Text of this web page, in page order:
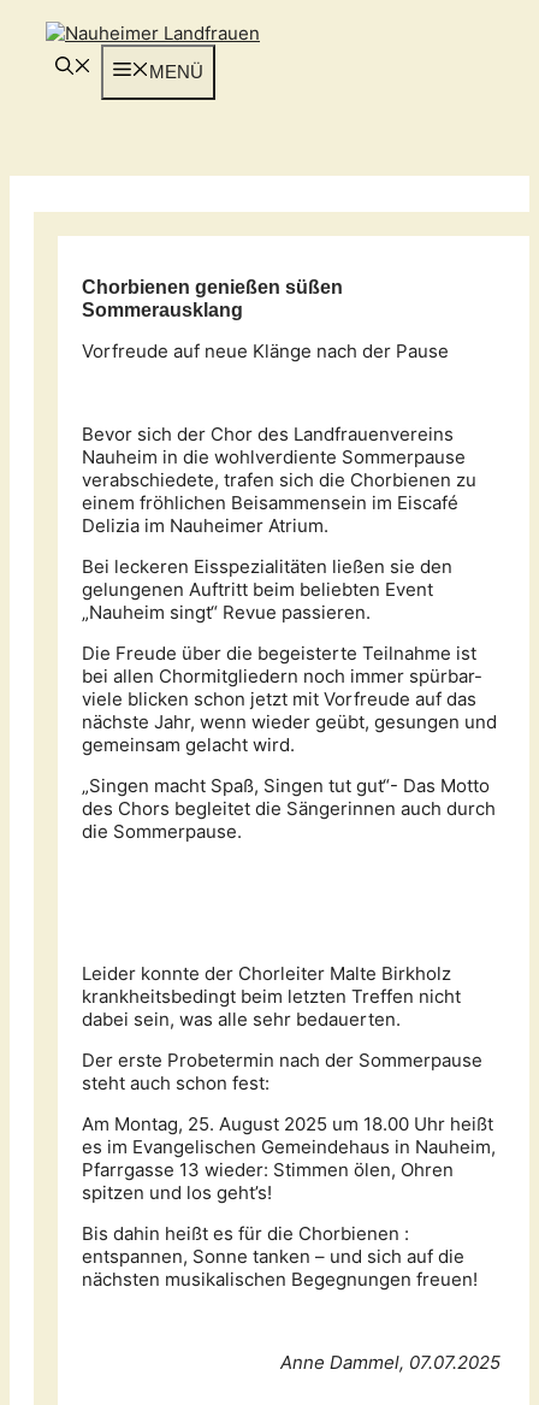
Inhalt
springen
MENÜ
Chorbienen genießen süßen
Sommerausklang
Vorfreude auf neue Klänge nach der Pause
Bevor sich der Chor des Landfrauenvereins
Nauheim in die wohlverdiente Sommerpause
verabschiedete, trafen sich die Chorbienen zu
einem fröhlichen Beisammensein im Eiscafé
Delizia im Nauheimer Atrium.
Bei leckeren Eisspezialitäten ließen sie den
gelungenen Auftritt beim beliebten Event
„Nauheim singt“ Revue passieren.
Die Freude über die begeisterte Teilnahme ist
bei allen Chormitgliedern noch immer spürbar-
viele blicken schon jetzt mit Vorfreude auf das
nächste Jahr, wenn wieder geübt, gesungen und
gemeinsam gelacht wird.
„Singen macht Spaß, Singen tut gut“- Das Motto
des Chors begleitet die Sängerinnen auch durch
die Sommerpause.
Leider konnte der Chorleiter Malte Birkholz
krankheitsbedingt beim letzten Treffen nicht
dabei sein, was alle sehr bedauerten.
Der erste Probetermin nach der Sommerpause
steht auch schon fest:
Am Montag, 25. August 2025 um 18.00 Uhr heißt
es im Evangelischen Gemeindehaus in Nauheim,
Pfarrgasse 13 wieder: Stimmen ölen, Ohren
spitzen und los geht’s!
Bis dahin heißt es für die Chorbienen :
entspannen, Sonne tanken – und sich auf die
nächsten musikalischen Begegnungen freuen!
Anne Dammel, 07.07.2025